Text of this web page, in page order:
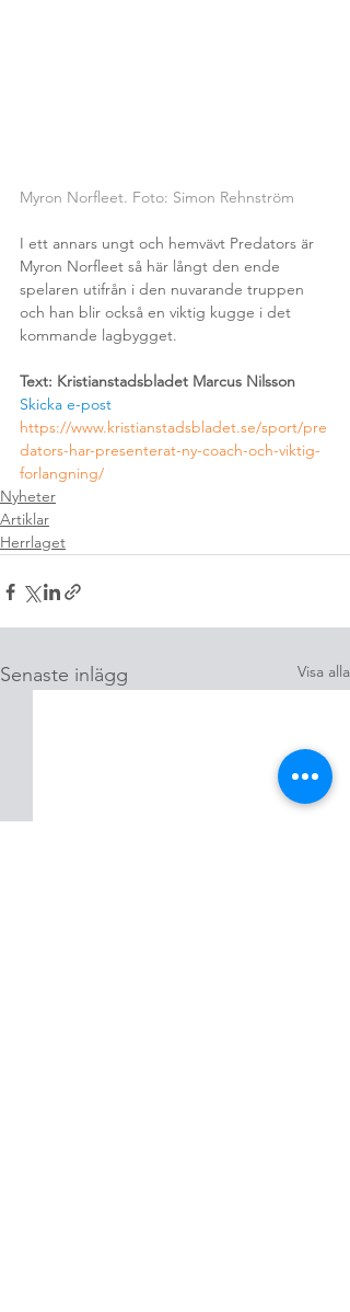
Myron Norfleet. Foto: Simon Rehnström
I ett annars ungt och hemvävt Predators är
Myron Norfleet så här långt den ende
spelaren utifrån i den nuvarande truppen
och han blir också en viktig kugge i det
kommande lagbygget.
Text: Kristianstadsbladet Marcus Nilsson
Skicka e-post
https://www.kristianstadsbladet.se/sport/pre
dators-har-presenterat-ny-coach-och-viktig-
forlangning/
Nyheter
Artiklar
Herrlaget
Senaste inlägg Visa alla